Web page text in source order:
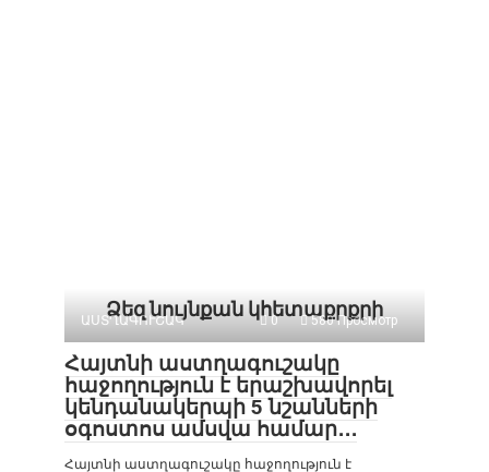
Ձեզ նույնքան կհետաքրքրի
ԱՍՏՂԱԳՈՒՇԱԿ 0 580 Просмотр
Հայտնի աստղագուշակը
հաջողություն է երաշխավորել
կենդանակերպի 5 նշանների
օգոստոս ամսվա համար․․․
Հայտնի աստղագուշակը հաջողություն է